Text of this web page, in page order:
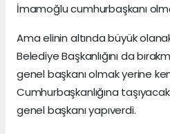
İmamoğlu cumhurbaşkanı
Ama elinin altında büyük
Belediye Başkanlığını da
genel başkanı olmak yerine
Cumhurbaşkanlığına
genel başkanı yapıverdi.